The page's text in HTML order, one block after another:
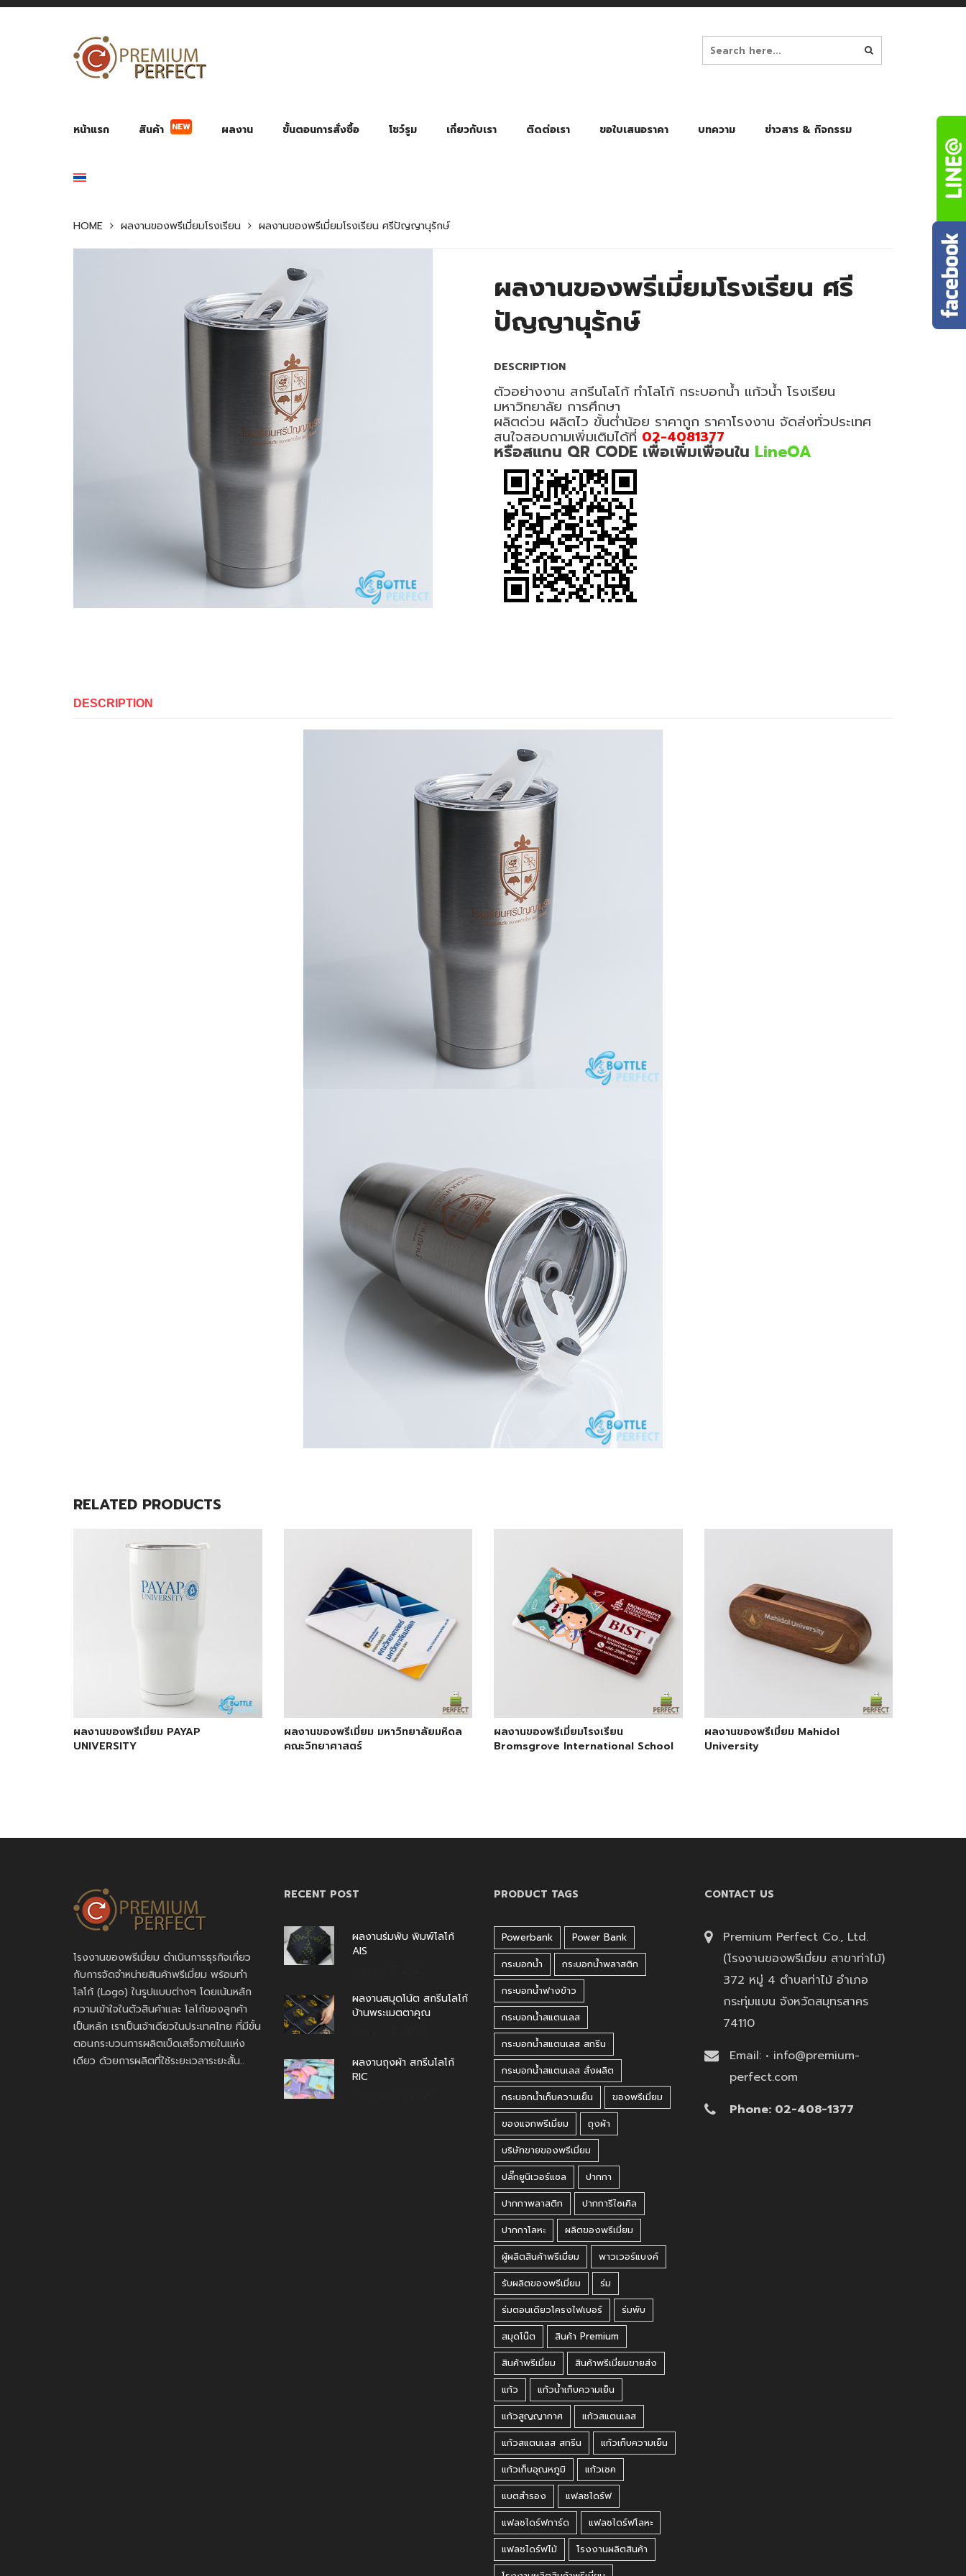
หน้าแรก สินค้า NEW ผลงาน ขั้นตอนการสั่งซื้อ โชว์รูม เกี่ยวกับเรา ติดต่อเรา ขอใบเสนอราคา บทความ ข่าวสาร & กิจกรรม
HOME ผลงานของพรีเมี่ยมโรงเรียน ผลงานของพรีเมี่ยมโรงเรียน ศรีปัญญานุรักษ์
ผลงานของพรีเมี่ยมโรงเรียน ศรี
ปัญญานุรักษ์
DESCRIPTION
ตัวอย่างงาน สกรีนโลโก้ ทำโลโก้ กระบอกน้ำ แก้วน้ำ โรงเรียน
มหาวิทยาลัย การศึกษา
ผลิตด่วน ผลิตไว ขั้นต่ำน้อย ราคาถูก ราคาโรงงาน จัดส่งทั่วประเทศ
สนใจสอบถามเพิ่มเติมได้ที่ 02-4081377
หรือสแกน QR CODE เพื่อเพิ่มเพื่อนใน LineOA
DESCRIPTION
RELATED PRODUCTS
ผลงานของพรีเมี่ยม PAYAP
UNIVERSITY
ผลงานของพรีเมี่ยม มหาวิทยาลัยมหิดล
คณะวิทยาศาสตร์
ผลงานของพรีเมี่ยมโรงเรียน
Bromsgrove International School
ผลงานของพรีเมี่ยม Mahidol
University
โรงงานของพรีเมี่ยม ดำเนินการธุรกิจเกี่ยว
กับการจัดจำหน่ายสินค้าพรีเมี่ยม พร้อมทำ
โลโก้ (Logo) ในรูปแบบต่างๆ โดยเน้นหลัก
ความเข้าใจในตัวสินค้าและ โลโก้ของลูกค้า
เป็นหลัก เราเป็นเจ้าเดียวในประเทศไทย ที่มีขั้น
ตอนกระบวนการผลิตเบ็ดเสร็จภายในแห่ง
เดียว ด้วยการผลิตที่ใช้ระยะเวลาระยะสั้น..
RECENT POST
ผลงานร่มพับ พิมพ์โลโก้
AIS
ผลงานสมุดโน้ต สกรีนโลโก้
บ้านพระเมตตาคุณ
ผลงานถุงผ้า สกรีนโลโก้
RIC
PRODUCT TAGS
Powerbank
Power Bank
กระบอกน้ำ
กระบอกน้ำพลาสติก
กระบอกน้ำฟางข้าว
กระบอกน้ำสแตนเลส
กระบอกน้ำสแตนเลส สกรีน
กระบอกน้ำสแตนเลส สั่งผลิต
กระบอกน้ำเก็บความเย็น
ของพรีเมี่ยม
ของแจกพรีเมี่ยม
ถุงผ้า
บริษัทขายของพรีเมี่ยม
ปลั๊กยูนิเวอร์แซล
ปากกา
ปากกาพลาสติก
ปากการีไซเคิล
ปากกาโลหะ
ผลิตของพรีเมี่ยม
ผู้ผลิตสินค้าพรีเมี่ยม
พาวเวอร์แบงค์
รับผลิตของพรีเมี่ยม
ร่ม
ร่มตอนเดียวโครงไฟเบอร์
ร่มพับ
สมุดโน๊ต
สินค้า Premium
สินค้าพรีเมี่ยม
สินค้าพรีเมี่ยมขายส่ง
แก้ว
แก้วน้ำเก็บความเย็น
แก้วสูญญากาศ
แก้วสแตนเลส
แก้วสแตนเลส สกรีน
แก้วเก็บความเย็น
แก้วเก็บอุณหภูมิ
แก้วเชค
แบตสำรอง
แฟลชไดร์ฟ
แฟลชไดร์ฟการ์ด
แฟลชไดร์ฟโลหะ
แฟลชไดร์ฟไม้
โรงงานผลิตสินค้า
CONTACT US
Premium Perfect Co., Ltd.
(โรงงานของพรีเมี่ยม สาขาท่าไม้)
372 หมู่ 4 ตำบลท่าไม้ อำเภอ
กระทุ่มแบน จังหวัดสมุทรสาคร
74110
Email: • info@premium-
perfect.com
Phone: 02-408-1377